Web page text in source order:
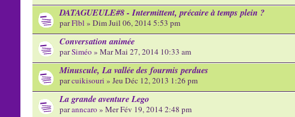
DATAGUEULE#8 - Intermittent, précaire à temps plein ?
parFlbl » Dim Juil 06, 2014 5:53 pm
Conversation animée
parSiméo» Mar Mai 27, 2014 10:33 am
Minuscule, La vallée des fourmis perdues
parcuikisouri » Jeu Déc 12, 2013 1:26 pm
La grande aventure Lego
paranncaro» Mer Fév 19, 2014 2:48 pm